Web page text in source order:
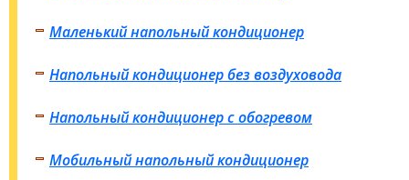
Маленький напольный кондиционер
Напольный кондиционер без воздуховода
Напольный кондиционер с обогревом
Мобильный напольный кондиционер